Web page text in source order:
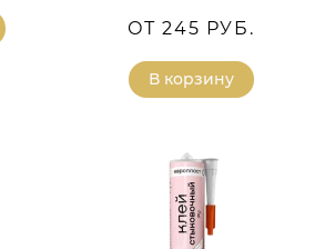
ОТ 245 РУБ.
В корзину